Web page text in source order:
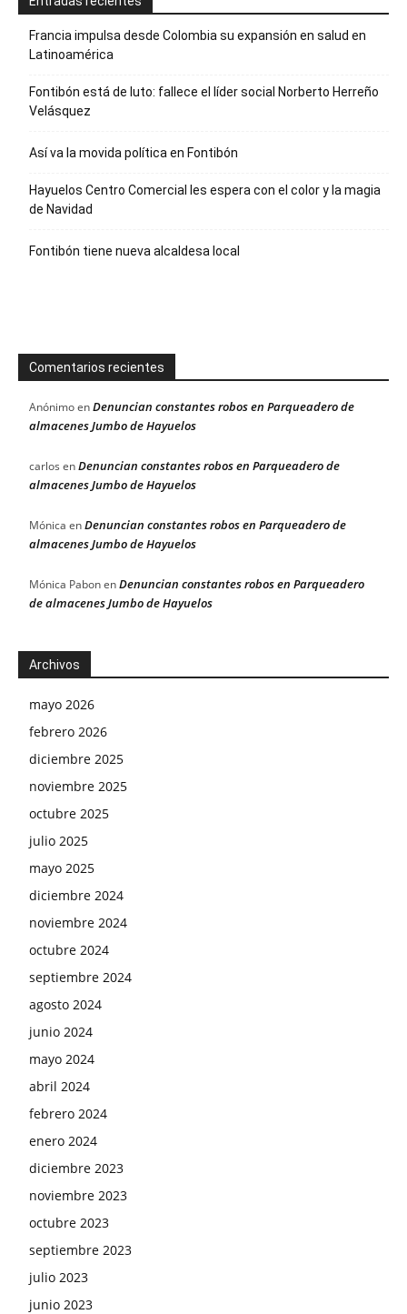
Francia impulsa desde Colombia su expansión en salud en
Latinoamérica
Fontibón está de luto: fallece el líder social Norberto Herreño
Velásquez
Así va la movida política en Fontibón
Hayuelos Centro Comercial les espera con el color y la magia
de Navidad
Fontibón tiene nueva alcaldesa local
Comentarios recientes
AnónimoenDenuncian constantes robos en Parqueadero de
almacenes Jumbo de Hayuelos
carlos enDenuncian constantes robos en Parqueadero de
almacenes Jumbo de Hayuelos
Mónica enDenuncian constantes robos en Parqueadero de
almacenes Jumbo de Hayuelos
Mónica PabonenDenuncian constantes robos en Parqueadero
de almacenes Jumbo de Hayuelos
Archivos
mayo 2026
febrero 2026
diciembre 2025
noviembre 2025
octubre 2025
julio 2025
mayo 2025
diciembre 2024
noviembre 2024
octubre 2024
septiembre 2024
agosto 2024
junio 2024
mayo 2024
abril 2024
febrero 2024
enero 2024
diciembre 2023
noviembre 2023
octubre 2023
septiembre 2023
julio 2023
junio 2023